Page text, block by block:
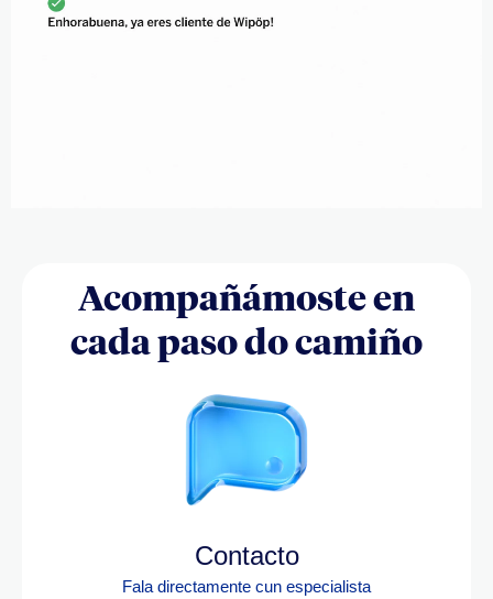
Acompañámoste en
cada paso do camiño
Contacto
Fala directamente cun especialista